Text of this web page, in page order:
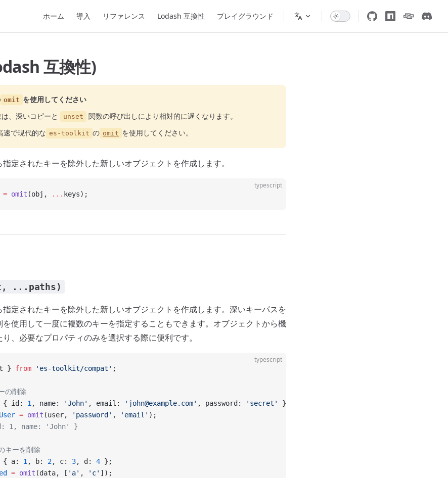
ホーム 導入 リファレンス Lodash 互換性 プレイグラウンド
互換性)
omit を使用してください
、深いコピーと unset
関数の呼び出しにより相対的に遅くなります。
速で現代的な es-toolkit の omit を使用してください。
定されたキーを除外した新しいオブジェクトを作成します。
typescript
= omit (obj, ... keys);
...paths)
指定されたキーを除外した新しいオブジェクトを作成します。深いキーパスを
使用して一度に複数のキーを指定することもできます。オブジェクトから機
、必要なプロパティのみを選択する際に便利です。
typescript
} from 'es-toolkit/compat' ;
の削除
{ id: 1 , name: 'John' , email: 'john@example.com' , password: 'secret'
};
= omit (user, 'password' , 'email' );
1, name: 'John' }
キーを削除
{ a: 1 , b: 2, c: 3, d: 4 };
= omit (data, [ 'a' , 'c' ]);